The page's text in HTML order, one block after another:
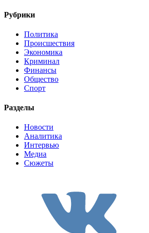
Рубрики
Политика
Происшествия
Экономика
Криминал
Финансы
Общество
Спорт
Разделы
Новости
Аналитика
Интервью
Медиа
Сюжеты